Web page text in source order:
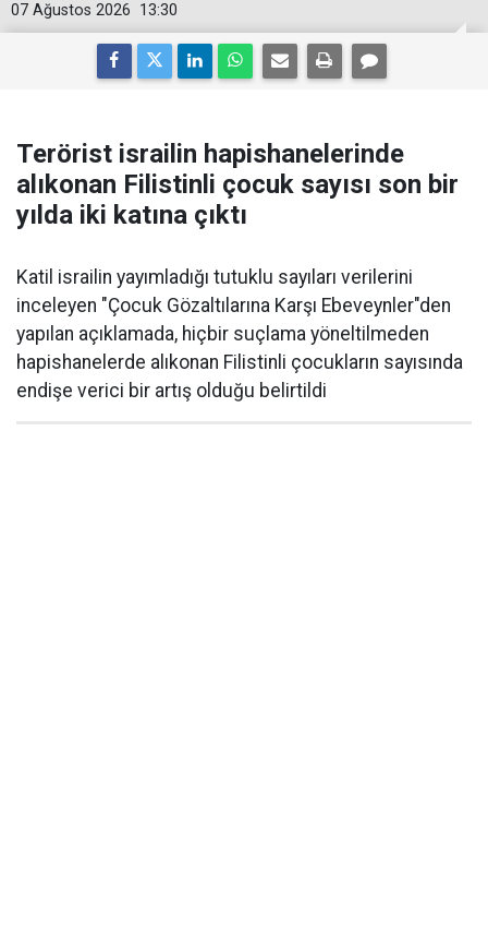
13:30
07 Ağustos 2026
Terörist israilin hapishanelerinde
alıkonan Filistinli çocuk sayısı son bir
yılda iki katına çıktı
Katil israilin yayımladığı tutuklu sayıları verilerini
inceleyen "Çocuk Gözaltılarına Karşı Ebeveynler"den
yapılan açıklamada, hiçbir suçlama yöneltilmeden
hapishanelerde alıkonan Filistinli çocukların sayısında
endişe verici bir artış olduğu belirtildi